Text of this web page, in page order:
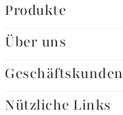
Produkte
Über uns
Geschäftskunden
Nützliche Links